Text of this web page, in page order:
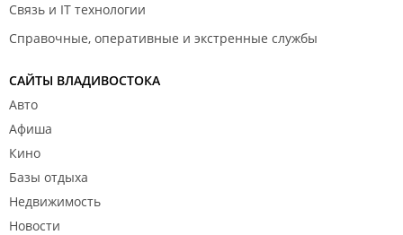
Связь и IT технологии
Справочные, оперативные и экстренные службы
САЙТЫ ВЛАДИВОСТОКА
Авто
Афиша
Кино
Базы отдыха
Недвижимость
Новости